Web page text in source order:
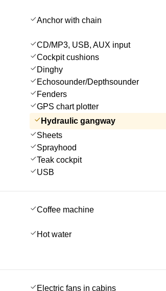
Anchor with chain
CD/MP3, USB, AUX input
Cockpit cushions
Dinghy
Echosounder/Depthsounder
Fenders
GPS chart plotter
Hydraulic gangway
Sheets
Sprayhood
Teak cockpit
USB
Coffee machine
Hot water
Electric fans in cabins